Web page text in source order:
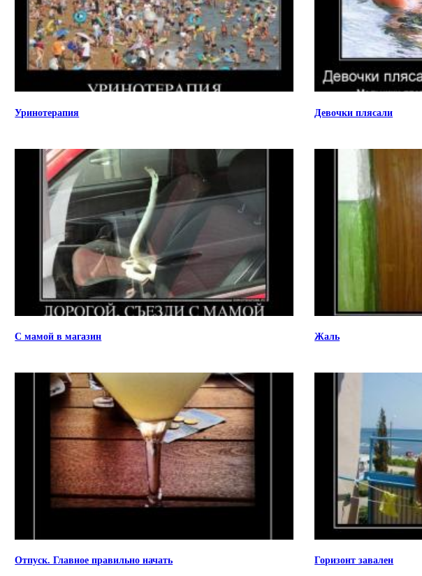
Уринотерапия Девочки плясали
С мамой в магазин Жаль
Отпуск. Главное правильно начать Горизонт завален